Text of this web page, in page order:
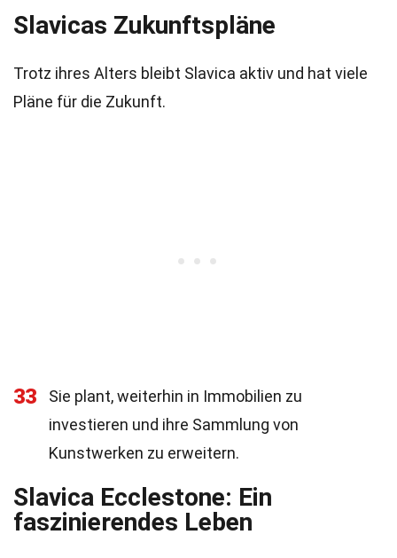
Slavicas Zukunftspläne
Trotz ihres Alters bleibt Slavica aktiv und hat viele
Pläne für die Zukunft.
33
Sie plant, weiterhin in Immobilien zu
investieren und ihre Sammlung von
Kunstwerken zu erweitern.
Slavica Ecclestone: Ein
faszinierendes Leben